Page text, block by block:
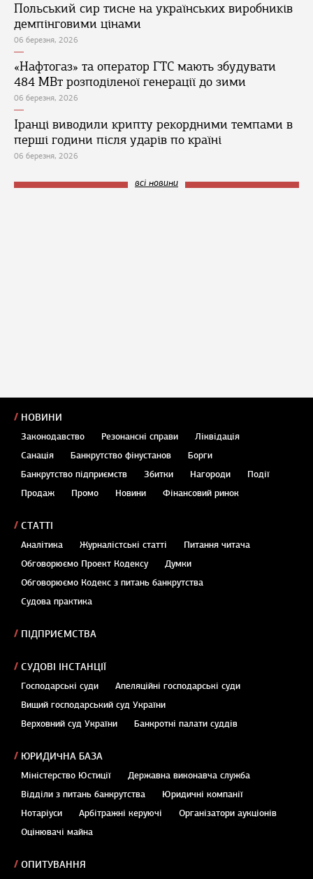
Польський сир тисне на українських виробників
демпінговими цінами
06 березня, 2026
«Нафтогаз» та оператор ГТС мають збудувати
484 МВт розподіленої генерації до зими
06 березня, 2026
Іранці виводили крипту рекордними темпами в
перші години після ударів по країні
06 березня, 2026
всі новини
НОВИНИ
Законодавство Резонансні справи
Ліквідація
Санація
Банкрутство фінустанов
Борги
Банкрутство підприємств
Збитки Нагороди
Події
Продаж
Промо Новини Фінансовий ринок
СТАТТІ
Аналітика Журналістські статті
Питання читача
Обговорюємо Проект Кодексу
Думки
Обговорюємо Кодекс з питань банкрутства
Судова практика
ПІДПРИЄМСТВА
СУДОВІ ІНСТАНЦІЇ
Господарські суди
Апеляційні господарські суди
Вищий господарський суд України
Верховний суд України
Банкротні палати суддів
ЮРИДИЧНА БАЗА
Міністерство Юстиції
Державна виконавча служба
Відділи з питань банкрутства
Юридичні компанії
Нотаріуси
Арбітражні керуючі
Організатори аукціонів
Оцінювачі майна
ОПИТУВАННЯ